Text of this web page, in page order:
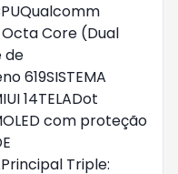
Core (Dual
de
619SISTEMA
14TELADot
com proteção
Triple: